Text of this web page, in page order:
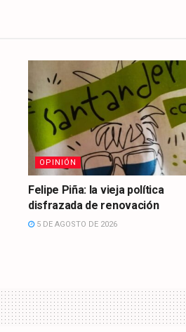
OPINIÓN
Felipe Piña: la vieja política
disfrazada de renovación
5 DE AGOSTO DE 2026